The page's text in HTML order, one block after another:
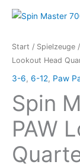
Start / Spielzeuge /
Lookout Head
3-6, 6-12, Paw
Spin
PAW